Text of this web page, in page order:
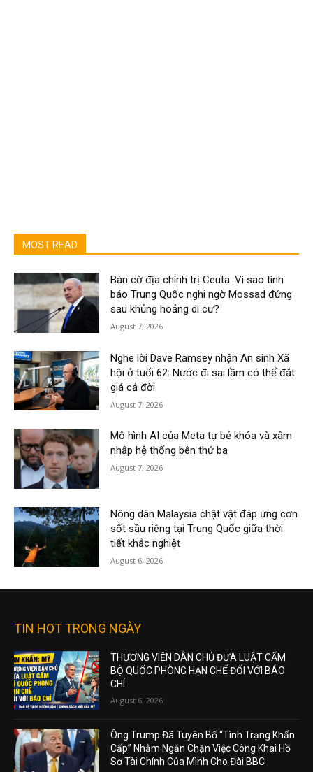
MOST READ
Bàn cờ địa chính trị Ceuta: Vì sao tình
báo Trung Quốc nghi ngờ Mossad đứng
sau khủng hoảng di cư?
August 7, 2026
Nghe lời Dave Ramsey nhận An sinh Xã
hội ở tuổi 62: Nước đi sai lầm có thể đắt
giá cả đời
August 7, 2026
Mô hình AI của Meta tự bẻ khóa và xâm
nhập hệ thống bên thứ ba
August 7, 2026
Nông dân Malaysia chật vật đáp ứng cơn
sốt sầu riêng tại Trung Quốc giữa thời
tiết khắc nghiệt
August 6, 2026
TIN HOT TRONG NGÀY
THƯỢNG VIỆN DÂN CHỦ ĐƯA LUẬT CẤM
BỘ QUỐC PHÒNG HẠN CHẾ ĐỐI VỚI BÁO
CHÍ
August 6, 2026
Ông Trump Đã Tuyên Bố “Tình Trạng Khẩn
Cấp” Nhằm Ngăn Chặn Việc Công Khai Hồ
Sơ Tài Chính Của Mình Cho Đài BBC